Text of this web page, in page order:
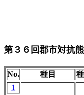
第３６回郡市対抗
No. 種目
1